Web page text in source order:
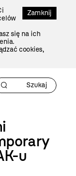
Zamknij
się na ich
cookies,
u